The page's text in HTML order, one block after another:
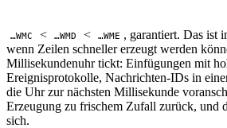
…WMC < …WMD < …WME , garantiert. Das ist
wenn Zeilen schneller erzeugt werden
Millisekundenuhr tickt: Einfügungen mit
Ereignisprotokolle, Nachrichten-IDs in
die Uhr zur nächsten Millisekunde
Erzeugung zu frischem Zufall zurück, und
sich.